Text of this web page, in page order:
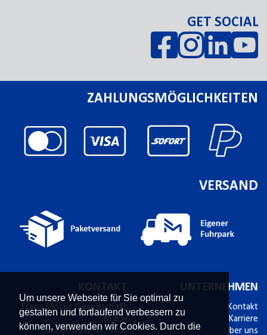
Um unsere Webseite für Sie optimal zu
gestalten und fortlaufend verbessern zu
können, verwenden wir Cookies. Durch die
GET SOCIAL
ZAHLUNGSMÖGLICHKEITEN
VERSAND
KONTAKT
Franz Moser Gesellschaft
m.b.H
Bünkerstraße 44,9800
UNTERNEHMEN
Kontakt
Karriere
Über uns